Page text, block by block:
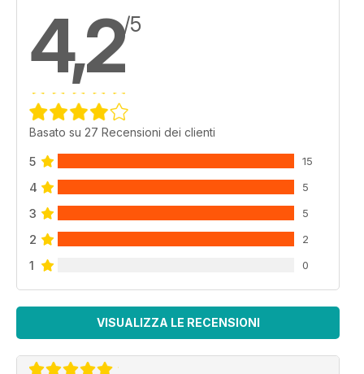
4,2/5
Basato su 27 Recensioni dei clienti
5 15
4 5
3 5
2 2
1 0
VISUALIZZA LE RECENSIONI